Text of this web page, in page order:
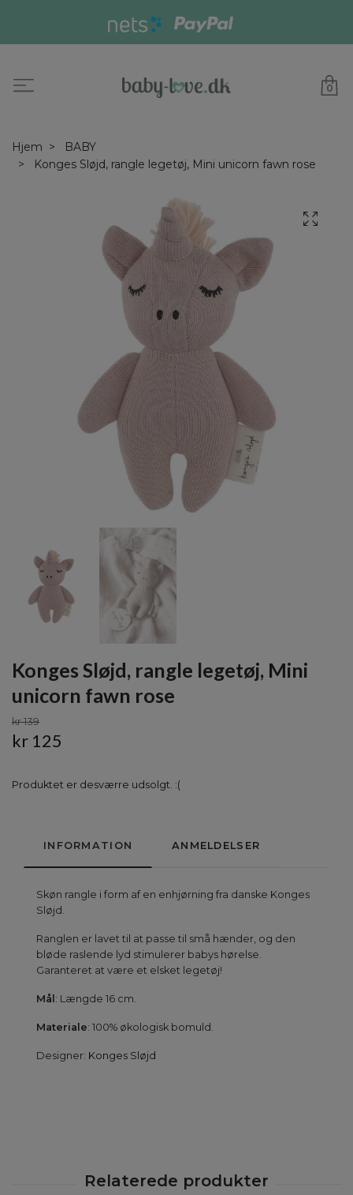
0
Hjem
BABY
Konges Sløjd, rangle legetøj, Mini unicorn fawn rose
Konges Sløjd, rangle legetøj, Mini
unicorn fawn rose
kr 139
kr 125
Produktet er desværre udsolgt. :(
INFORMATION ANMELDELSER
Skøn rangle i form af en enhjørning fra danske Konges
Sløjd.
Ranglen er lavet til at passe til små hænder, og den
bløde raslende lyd stimulerer babys hørelse.
Garanteret at være et elsket legetøj!
Mål : Længde 16 cm.
Materiale: 100% økologisk bomuld.
Designer: Konges Sløjd